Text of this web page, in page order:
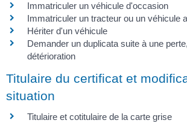
Immatriculer un véhicule d'occasion
Immatriculer un tracteur ou un véhicule
Hériter d'un véhicule
Demander un duplicata suite à une
détérioration
Titulaire du certificat et
situation
Titulaire et cotitulaire de la carte grise